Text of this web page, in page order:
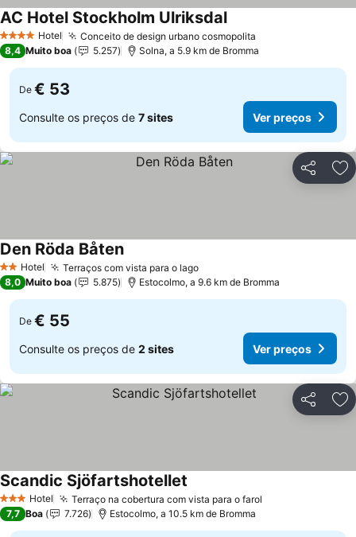
4 EstrelasHotel Conceito de design urbano cosmopolita
AC Hotel Stockholm UlriksdalVer preços
8,4 Muito boa 5.257 Solna, a 5.9 km de Bromma
De € 53
Consulte os preços de 7 sites Ver preços
Partilhar
2 Estrelas
Hotel Terraços com vista para o lagoVer preços
Den Röda BåtenVer preços
8,0 Muito boa 5.875 Estocolmo, a 9.6 km de Bromma
De € 55
Consulte os preços de 2 sites Ver preços
Partilhar
3 EstrelasHotel Terraço na cobertura com vista para o farol
Scandic Sjöfartshotellet
7,7 Boa 7.726 Estocolmo, a 10.5 km de Bromma